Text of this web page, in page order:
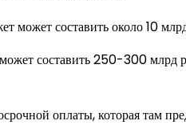
может составить около 10
составить 250-300 млрд
оплаты, которая там